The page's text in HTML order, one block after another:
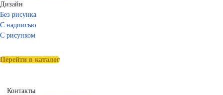
Дизайн
Без рисунка
С надписью
С рисунком
Перейти в каталог
Контакты